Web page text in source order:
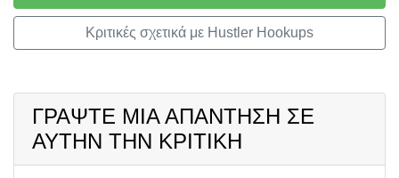
Κριτικές σχετικά με Hustler Hookups
ΓΡΆΨΤΕ ΜΙΑ ΑΠΆΝΤΗΣΗ ΣΕ
ΑΥΤΉΝ ΤΗΝ ΚΡΙΤΙΚΉ